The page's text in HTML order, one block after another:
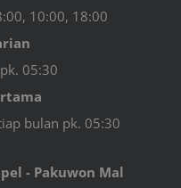
10:00, 18:00
05:30
bulan pk. 05:30
- Pakuwon Mal